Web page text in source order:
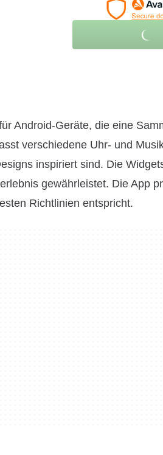
Android-Geräte, die eine
verschiedene Uhr- und
inspiriert sind. Die
gewährleistet. Die App
Richtlinien entspricht.